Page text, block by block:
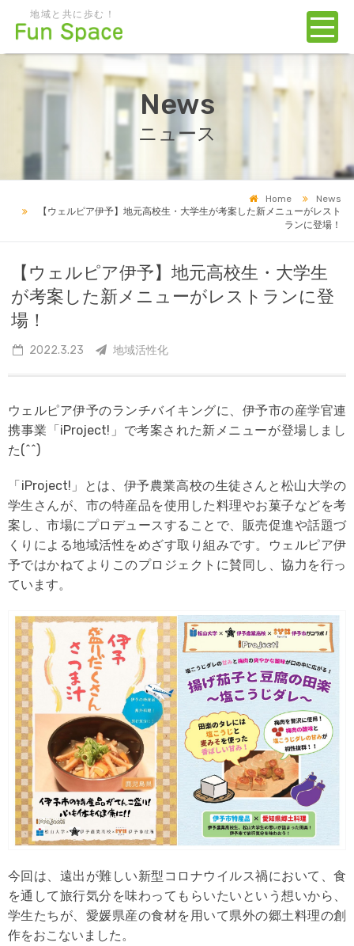
地域と共に歩む！
News
ニュース
Home
News
【ウェルピア伊予】地元高校生・大学生が考案した新メニューがレスト
ランに登場！
【ウェルピア伊予】地元高校生・大学生
が考案した新メニューがレストランに登
場！
2022.3.23 地域活性化
ウェルピア伊予のランチバイキングに、伊予市の産学官連
携事業「iProject!」で考案された新メニューが登場しまし
た(^^)
「iProject!」とは、伊予農業高校の生徒さんと松山大学の
学生さんが、市の特産品を使用した料理やお菓子などを考
案し、市場にプロデュースすることで、販売促進や話題づ
くりによる地域活性をめざす取り組みです。ウェルピア伊
予ではかねてよりこのプロジェクトに賛同し、協力を行っ
ています。
今回は、遠出が難しい新型コロナウイルス禍において、食
を通して旅行気分を味わってもらいたいという想いから、
学生たちが、愛媛県産の食材を用いて県外の郷土料理の創
作をおこないました。